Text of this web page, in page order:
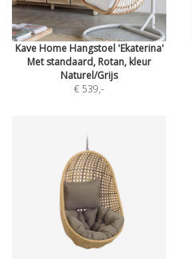
Kave Home Hangstoel 'Ekaterina'
Met standaard, Rotan, kleur
Naturel/Grijs
€ 539,-